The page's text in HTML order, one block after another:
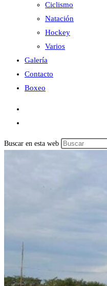
Ciclismo
Natación
Hockey
Varios
Galería
Contacto
Boxeo
Buscar en esta web